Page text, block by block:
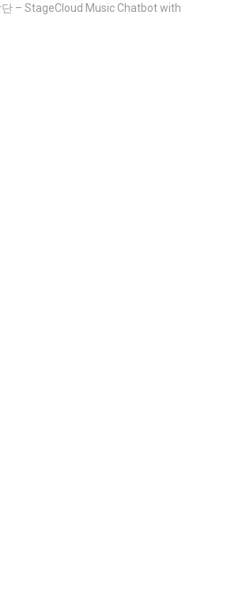
– StageCloud Music Chatbot with